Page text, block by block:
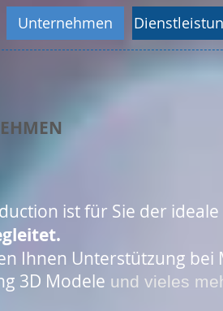
Unternehmen
ist für Sie der
Ihnen Unterstützung
3D Modele und vieles